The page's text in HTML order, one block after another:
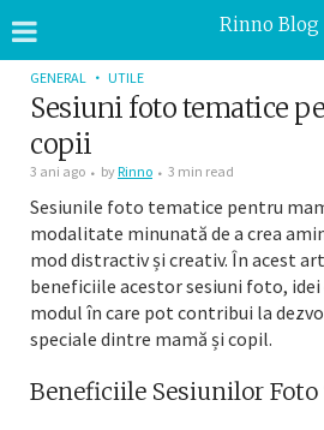
Rinno Blog
GENERAL UTILE
Sesiuni foto tematice
copii
3 ani ago byRinno 3 min read
Sesiunile foto tematice pentru
modalitate minunată de a crea
mod distractiv și creativ. În acest
beneficiile acestor sesiuni foto,
modul în care pot contribui la
speciale dintre mamă și copil.
Beneficiile Sesiunilor